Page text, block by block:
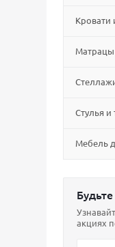
Кровати
Матрацы
Cтулья и
Мебель
акциях